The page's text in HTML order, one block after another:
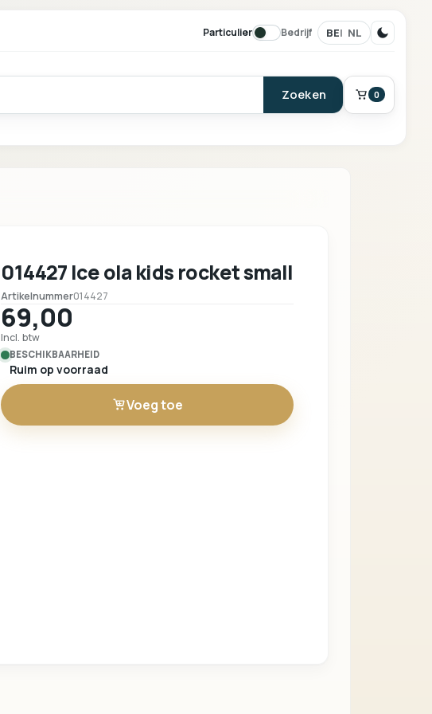
Particulier Bedrijf BE NL
Zoeken 0
014427 Ice ola kids rocket small
Artikelnummer014427
69,00
Incl. btw
BESCHIKBAARHEID
Ruim op voorraad
Voeg toe